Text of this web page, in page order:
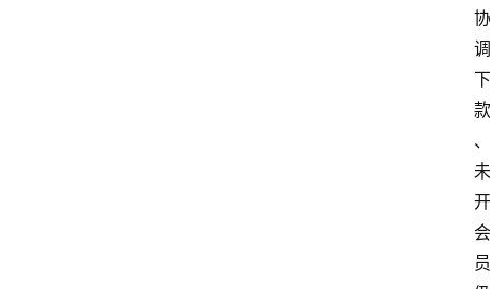
协
调
下
款
、
未
开
会
员